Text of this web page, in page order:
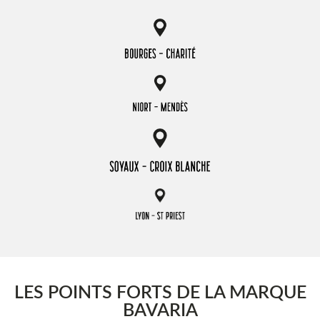
LES POINTS FORTS DE LA MARQUE
BAVARIA